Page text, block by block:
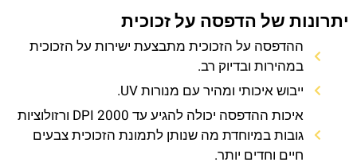
יתרונות של הדפסה על זכוכית
ההדפסה על הזכוכית מתבצעת ישירות על הזכוכית
במהירות ובדיוק רב.
ייבוש איכותי ומהיר עם מנורות UV.
איכות ההדפסה יכולה להגיע עד 2000 DPI ורזולוציות
גובות במיוחדת מה שנותן לתמונת הזכוכית צבעים
חיים וחדים יותר.